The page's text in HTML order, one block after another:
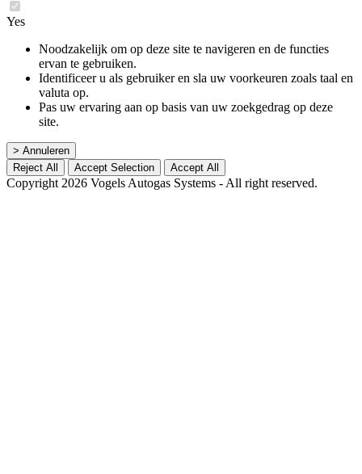
Yes
Noodzakelijk om op deze site te navigeren en de functies
ervan te gebruiken.
Identificeer u als gebruiker en sla uw voorkeuren zoals taal en
valuta op.
Pas uw ervaring aan op basis van uw zoekgedrag op deze
site.
> Annuleren
Reject All
Accept Selection Accept All
Copyright 2026 Vogels Autogas Systems - All right reserved.